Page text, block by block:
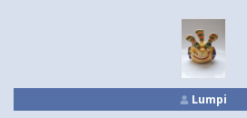
Lumpi